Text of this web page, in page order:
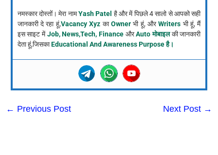
नमस्कार दोस्तों। मेरा नामYash Patel है और में पिछले 4 सालो से आपको सही
जानकारी दे रहा हूं,Vacancy Xyz काOwnerभी हूं, औरWriters भी हूं, मैं
इस साइट मेंJob, News,Tech, Finance औरAuto मोबाइलकी जानकारी
देता हूं,जिसकाEducational And Awareness Purpose है।
← Previous Post Next Post →